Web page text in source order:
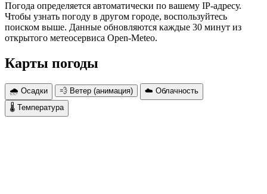
Погода определяется автоматически по вашему IP-адресу.
Чтобы узнать погоду в другом городе, воспользуйтесь
поиском выше. Данные обновляются каждые 30 минут из
открытого метеосервиса Open-Meteo.
Карты погоды
🌧 Осадки 💨 Ветер (анимация)
☁️ Облачность
🌡 Температура